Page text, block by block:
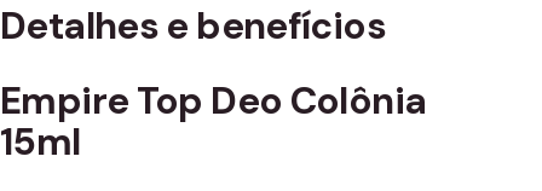
Detalhes e benefícios
Empire Top Deo Colônia
15ml